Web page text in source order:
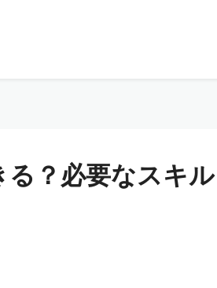
？必要なスキル